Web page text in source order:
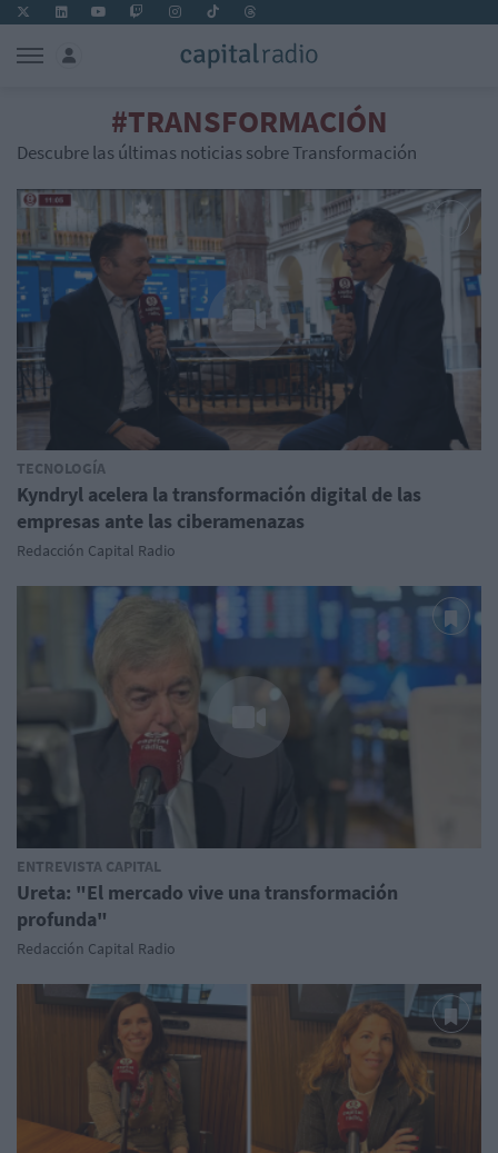
#TRANSFORMACIÓN
Descubre las últimas noticias sobre Transformación
TECNOLOGÍA
Kyndryl acelera la transformación digital de las
empresas ante las ciberamenazas
Redacción Capital Radio
ENTREVISTA CAPITAL
Ureta: "El mercado vive una transformación
profunda"
Redacción Capital Radio